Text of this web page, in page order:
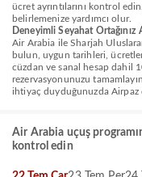
ücret ayrıntılarını kontrol
belirlemenize yardımcı olur.
Deneyimli Seyahat Ortağınız
Air Arabia ile Sharjah
bulun, uygun tarihleri,
cüzdan ve sanal hesap dahil
rezervasyonunuzu
ihtiyaç duyduğunuzda Airpaz
Air Arabia uçuş
kontrol edin